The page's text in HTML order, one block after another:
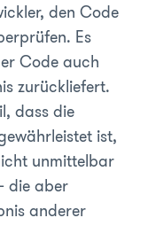
den Code
Es
Code auch
zurückliefert.
dass die
ist,
unmittelbar
die aber
anderer